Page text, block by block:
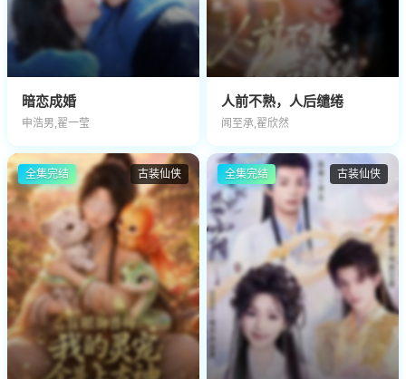
暗恋成婚
申浩男,翟一莹
人前不熟，人后缱绻
闻至承,翟欣然
古装仙侠
全集完结 古装仙侠
全集完结